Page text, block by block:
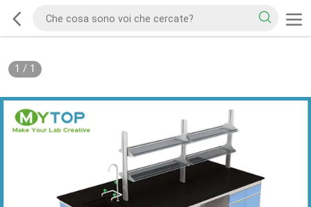
1 / 1